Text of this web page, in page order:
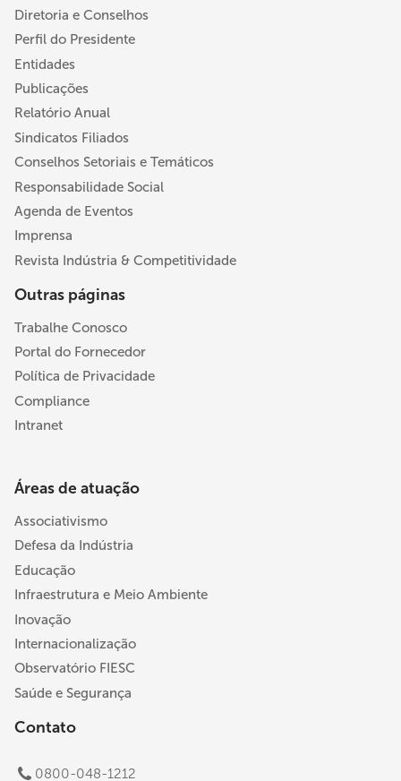
Diretoria e Conselhos
Perfil do Presidente
Entidades
Publicações
Relatório Anual
Sindicatos Filiados
Conselhos Setoriais e Temáticos
Responsabilidade Social
Agenda de Eventos
Imprensa
Revista Indústria & Competitividade
Outras páginas
Trabalhe Conosco
Portal do Fornecedor
Política de Privacidade
Compliance
Intranet
Áreas de atuação
Associativismo
Defesa da Indústria
Educação
Infraestrutura e Meio Ambiente
Inovação
Internacionalização
Observatório FIESC
Saúde e Segurança
Contato
0800-048-1212